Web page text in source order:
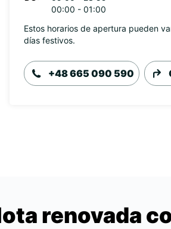
00:00 - 01:00
Estos horarios de apertura pueden
días festivos.
+48 665 090 590
renovada